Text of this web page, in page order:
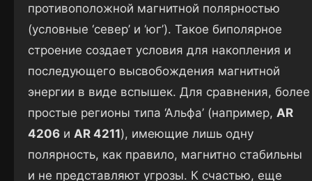
противоположной магнитной полярностью
(условные ‘север’ и ‘юг’). Такое биполярное
строение создает условия для накопления и
последующего высвобождения магнитной
энергии в виде вспышек. Для сравнения, более
простые регионы типа ‘Альфа’ (например, AR
4206 и AR 4211), имеющие лишь одну
полярность, как правило, магнитно стабильны
и не представляют угрозы. К счастью, еще